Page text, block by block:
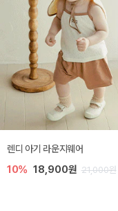
렌디 아기 라운지웨어
10% 18,900원 21,000원